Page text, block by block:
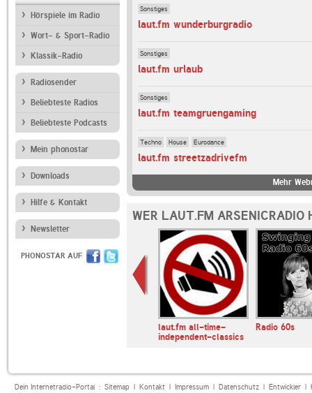
Hörspiele im Radio
Wort- & Sport-Radio
Klassik-Radio
Radiosender
Beliebteste Radios
Beliebteste Podcasts
Mein phonostar
Downloads
Hilfe & Kontakt
Newsletter
PHONOSTAR AUF
Sonstiges
laut.fm wunderburgradio
Sonstiges
laut.fm urlaub
Sonstiges
laut.fm teamgruengaming
Techno House Eurodance
laut.fm streetzadrivefm
Mehr
WER LAUT.FM ARSENICRADIO
laut.fm all-time-
independent-classics
Radio 60s
Dein Internetradio-Portal : Sitemap| Kontakt| Impressum| Datenschutz| Entwickler|